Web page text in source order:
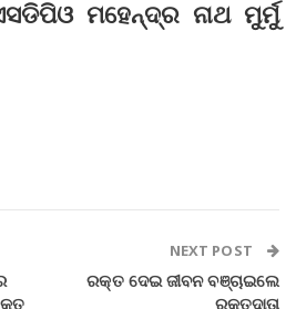
ମହେନ୍ଦ୍ର ନାଥ ମୁର୍ମୁ
NEXT POST
ରକ୍ତ ଦେଇ ଜୀବନ ବଞ୍ଚାଇଲେ
ରକ୍ତଦାତା